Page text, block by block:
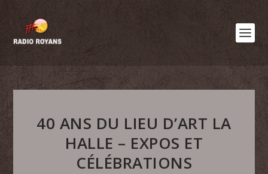
40 ANS DU LIEU D’ART LA
HALLE – EXPOS ET
CÉLÉBRATIONS